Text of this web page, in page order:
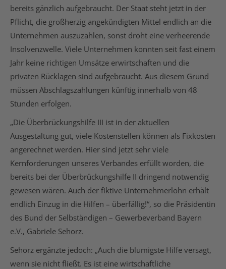
bereits gänzlich aufgebraucht. Der Staat steht jetzt in der
Pflicht, die großherzig angekündigten Mittel endlich an die
Unternehmen auszuzahlen, sonst droht eine verheerende
Insolvenzwelle. Viele Unternehmen konnten seit fast einem
Jahr keine richtigen Umsätze erwirtschaften und die
privaten Rücklagen sind aufgebraucht. Aus diesem Grund
müssen Abschlagszahlungen künftig innerhalb von 48
Stunden erfolgen.
„Die Überbrückungshilfe III ist in der aktuellen
Ausgestaltung gut, viele Kostenstellen können als Fixkosten
angerechnet werden. Hier sind jetzt sehr viele
Kernforderungen unseres Verbandes erfüllt worden, die
bereits bei der Überbrückungshilfe II dringend notwendig
gewesen wären. Auch der fiktive Unternehmerlohn erhält
endlich Einzug in die Hilfen – überfällig!“, so die Präsidentin
des Bund der Selbständigen – Gewerbeverband Bayern
e.V., Gabriele Sehorz.
Sehorz ergänzte jedoch: „Auch die blumigste Hilfe versagt,
wenn sie nicht fließt. Es ist eine wirtschaftliche